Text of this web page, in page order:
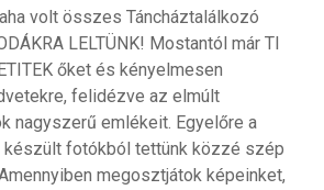
volt összes Táncháztalálkozó
LELTÜNK! Mostantól már TI
őket és kényelmesen
felidézve az elmúlt
nagyszerű emlékeit. Egyelőre a
fotókból tettünk közzé szép
megosztjátok képeinket,